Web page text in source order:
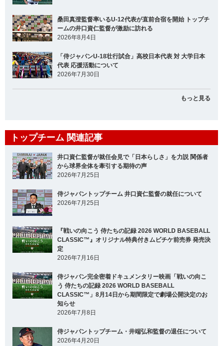
桑田真澄監督率いるU-12代表が直前合宿を開始 トップチ
ームの井口資仁監督が激励に訪れる
2026年8月4日
「侍ジャパンU-18壮行試合」高校日本代表 対 大学日本
代表 応援活動について
2026年7月30日
もっと見る
トップチーム 関連記事
井口資仁監督が就任会見で「日本らしさ」を力説 関係者
から球界全体を牽引する期待の声
2026年7月25日
侍ジャパントップチーム 井口資仁監督の就任について
2026年7月25日
『戦いの向こう 侍たちの記録 2026 WORLD BASEBALL
CLASSIC™』オリジナル特典付きムビチケ前売券 発売決
定
2026年7月16日
侍ジャパン完全密着ドキュメンタリー映画「戦いの向こ
う 侍たちの記録 2026 WORLD BASEBALL
CLASSIC™」8月14日から期間限定で劇場公開決定のお
知らせ
2026年7月8日
侍ジャパントップチーム・井端弘和監督の退任について
2026年4月20日